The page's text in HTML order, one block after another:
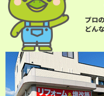
ていただきます。
ームはまだ先だけど…」という
方も、この機会をぜひ情報収集
の場としてご活用くださいね！
Instagramでも情報発信してお
ります！InstagramのDMから
もご予約可能です！ 当日、クリ
ナップ福知山ショールーム様に
てお待ちしております！
3/28(土)、3/29(日)、4/4(土)、
4/5(日) 場所：当店ショールー
ム 「窓の結露をなんとかした
い」「キッチンを明るくした
い」「トイレを節水型に変えた
い」…どんな小さなお悩みも、
この機会にお聞かせください。
暖かな春の訪れとともに、住ま
いも心もリフレッシュしません
は大切です。 ③ 繁忙期でもス
ケジュール確保がしやすい 特に
春・秋はリフォームが集中しま
す。希望日がある方は早めが安
心。 ■ 見積り前に準備してお
くとスムーズ！ 気になる場所
の写真をスマホで撮っておく ト
イレなら便器部（トイレの下の
奥の方）の品番がわかると入替
の影響で内部部品やセンサーが
弱り、温度が安定しないなどの
症状が出ることがあります。
このため、寒さ本番前に点
検や交換をしておくと安心で
す。 特に10年以上使っている
給湯器は、冬前のリフォームと
して検討するのがおすすめで
す。
タテイシリフォーム 1周